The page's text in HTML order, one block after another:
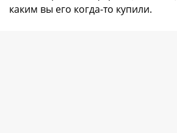
каким вы его когда-то купили.